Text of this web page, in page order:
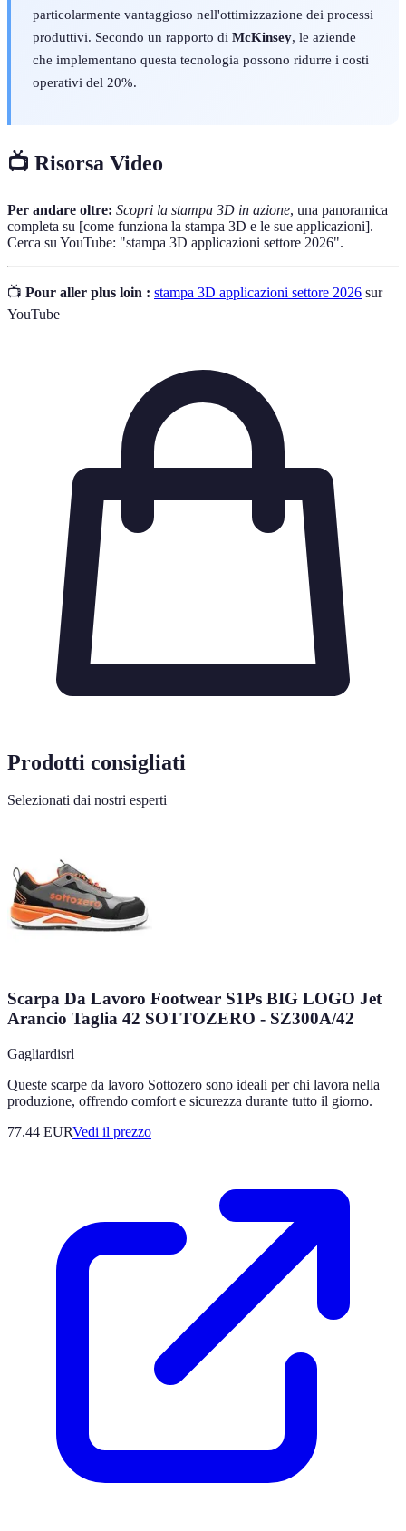
particolarmente vantaggioso nell'ottimizzazione dei processi
produttivi. Secondo un rapporto di McKinsey, le aziende
che implementano questa tecnologia possono ridurre i costi
operativi del 20%.
📺 Risorsa Video
Per andare oltre: Scopri la stampa 3D in azione, una panoramica
completa su [come funziona la stampa 3D e le sue applicazioni].
Cerca su YouTube: "stampa 3D applicazioni settore 2026".
📺 Pour aller plus loin : stampa 3D applicazioni settore 2026 sur
YouTube
Prodotti consigliati
Selezionati dai nostri esperti
Scarpa Da Lavoro Footwear S1Ps BIG LOGO Jet
Arancio Taglia 42 SOTTOZERO - SZ300A/42
Gagliardisrl
Queste scarpe da lavoro Sottozero sono ideali per chi lavora nella
produzione, offrendo comfort e sicurezza durante tutto il giorno.
77.44 EURVedi il prezzo